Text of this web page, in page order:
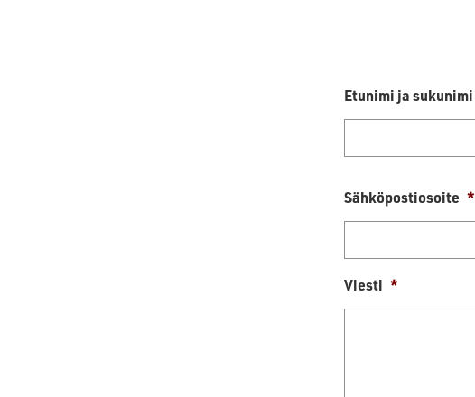
Etunimi ja sukunimi
Sähköpostiosoite *
Viesti *